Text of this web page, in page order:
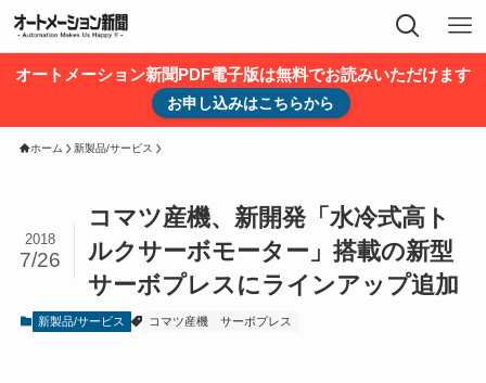
オートメーション新聞PDF電子版は無料でお読みいただけます
お申し込みはこちらから
ホーム 新製品/サービス
コマツ産機、新開発「⽔冷式⾼ト
ルクサーボモーター」搭載の新型
サーボプレスにラインアップ追加
2018
7/26
新製品/サービス コマツ産機 サーボプレス